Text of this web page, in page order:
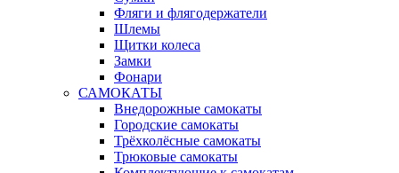
Фляги и флягодержатели
Шлемы
Щитки колеса
Замки
Фонари
САМОКАТЫ
Внедорожные самокаты
Городские самокаты
Трёхколёсные самокаты
Трюковые самокаты